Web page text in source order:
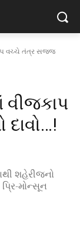
વચ્ચે તંત્ર સજ્જ
વીજકાપ
શહેરીજનો
પ્રિ-મોન્સૂન